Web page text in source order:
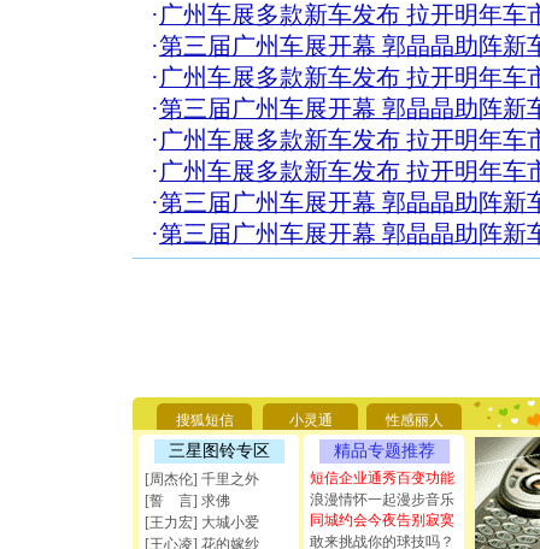
·广州车展多款新车发布 拉开明年车
·第三届广州车展开幕 郭晶晶助阵新
·广州车展多款新车发布 拉开明年车
·第三届广州车展开幕 郭晶晶助阵新
·广州车展多款新车发布 拉开明年车
·广州车展多款新车发布 拉开明年车
·第三届广州车展开幕 郭晶晶助阵新
·第三届广州车展开幕 郭晶晶助阵新
搜狐短信 小灵通 性感丽人
三星图铃专区
[周杰伦] 千里之外
[誓 言] 求佛
[王力宏] 大城小爱
[王心凌] 花的嫁纱
精品专题推荐
短信企业通秀百变功能
浪漫情怀一起漫步音乐
同城约会今夜告别寂寞
敢来挑战你的球技吗？
要平安！
[圣诞节]
能正大光
天都要快
[圣诞节]
如意,快
[元旦]看
断电。爱